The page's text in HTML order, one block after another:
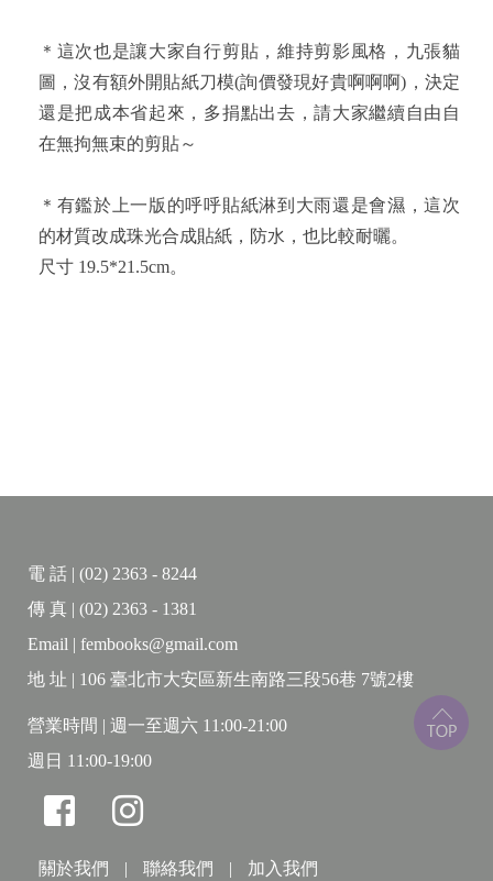
＊這次也是讓大家自行剪貼，維持剪影風格，九張貓
圖，沒有額外開貼紙刀模(詢價發現好貴啊啊啊)，決定
還是把成本省起來，多捐點出去，請大家繼續自由自
在無拘無束的剪貼～
＊有鑑於上一版的呼呼貼紙淋到大雨還是會濕，這次
的材質改成珠光合成貼紙，防水，也比較耐曬。
尺寸 19.5*21.5cm。
電 話 | (02) 2363 - 8244
傳 真 | (02) 2363 - 1381
Email | fembooks@gmail.com
地 址 | 106 臺北市大安區新生南路三段56巷 7號2樓
營業時間 | 週一至週六 11:00-21:00
週日 11:00-19:00
關於我們 | 聯絡我們 | 加入我們